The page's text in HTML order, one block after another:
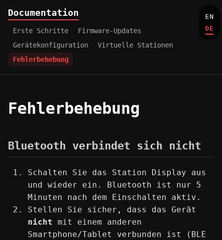
EN
DE
Documentation
Erste Schritte
Firmware-Updates
Gerätekonfiguration
Virtuelle Stationen
Fehlerbehebung
Fehlerbehebung
Bluetooth verbindet sich nicht
Schalten Sie das Station Display aus
und wieder ein. Bluetooth ist nur 5
Minuten nach dem Einschalten aktiv.
Stellen Sie sicher, dass das Gerät
nicht mit einem anderen
Smartphone/Tablet verbunden ist (BLE